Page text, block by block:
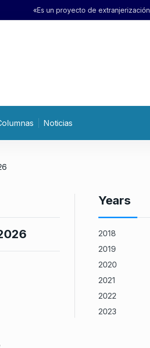
de extranjerización impuesto por Estados
Noticias
Years
2018
2019
2020
2021
2022
2023